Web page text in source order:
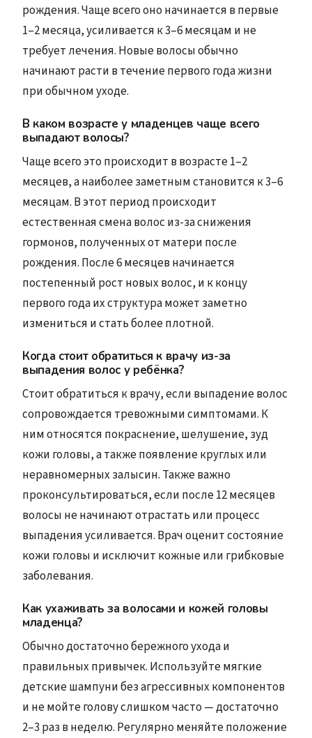
рождения. Чаще всего оно начинается в первые
1–2 месяца, усиливается к 3–6 месяцам и не
требует лечения. Новые волосы обычно
начинают расти в течение первого года жизни
при обычном уходе.
В каком возрасте у младенцев чаще всего
выпадают волосы?
Чаще всего это происходит в возрасте 1–2
месяцев, а наиболее заметным становится к 3–6
месяцам. В этот период происходит
естественная смена волос из-за снижения
гормонов, полученных от матери после
рождения. После 6 месяцев начинается
постепенный рост новых волос, и к концу
первого года их структура может заметно
измениться и стать более плотной.
Когда стоит обратиться к врачу из-за
выпадения волос у ребёнка?
Стоит обратиться к врачу, если выпадение волос
сопровождается тревожными симптомами. К
ним относятся покраснение, шелушение, зуд
кожи головы, а также появление круглых или
неравномерных залысин. Также важно
проконсультироваться, если после 12 месяцев
волосы не начинают отрастать или процесс
выпадения усиливается. Врач оценит состояние
кожи головы и исключит кожные или грибковые
заболевания.
Как ухаживать за волосами и кожей головы
младенца?
Обычно достаточно бережного ухода и
правильных привычек. Используйте мягкие
детские шампуни без агрессивных компонентов
и не мойте голову слишком часто — достаточно
2–3 раз в неделю. Регулярно меняйте положение